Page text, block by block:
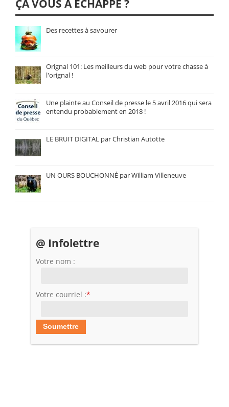
ÇA VOUS A ÉCHAPPÉ ?
Des recettes à savourer
Orignal 101: Les meilleurs du web pour votre chasse à
l'orignal !
Une plainte au Conseil de presse le 5 avril 2016 qui sera
entendu probablement en 2018 !
LE BRUIT DIGITAL par Christian Autotte
UN OURS BOUCHONNÉ par William Villeneuve
@ Infolettre
Votre nom :
Votre courriel :*